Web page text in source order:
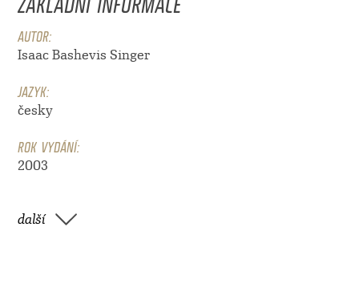
AUTOR:
Isaac Bashevis Singer
JAZYK:
česky
ROK VYDÁNÍ:
2003
další